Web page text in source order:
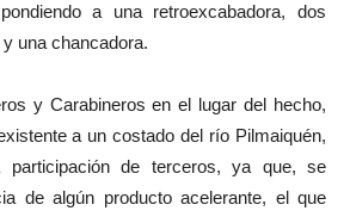
a una retroexcabadora, dos
una chancadora.
y Carabineros en el lugar del hecho,
a un costado del río Pilmaiquén,
participación de terceros, ya que, se
de algún producto acelerante, el que